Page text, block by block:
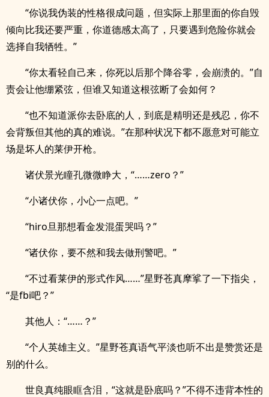
“你说我伪装的性格很成问题，但实际上那里面的你自毁
倾向比我还要严重，你道德感太高了，只要遇到危险你就会
选择自我牺牲。”
“你太看轻自己来，你死以后那个降谷零，会崩溃的。”自
责会让他绷紧弦，但谁又知道这根弦断了会如何？
“也不知道派你去卧底的人，到底是精明还是残忍，你不
会背叛但其他的真的难说。”在那种状况下都不愿意对可能立
场是坏人的莱伊开枪。
诸伏景光瞳孔微微睁大，“……zero？”
“小诸伏你，小心一点吧。”
“hiro旦那想看金发混蛋哭吗？”
“诸伏你，要不然和我去做刑警吧。”
“不过看莱伊的形式作风……”星野苍真摩挲了一下指尖，
“是fbi吧？”
其他人：“……？”
“个人英雄主义。”星野苍真语气平淡也听不出是赞赏还是
别的什么。
世良真纯眼眶含泪，“这就是卧底吗？”不得不违背本性的